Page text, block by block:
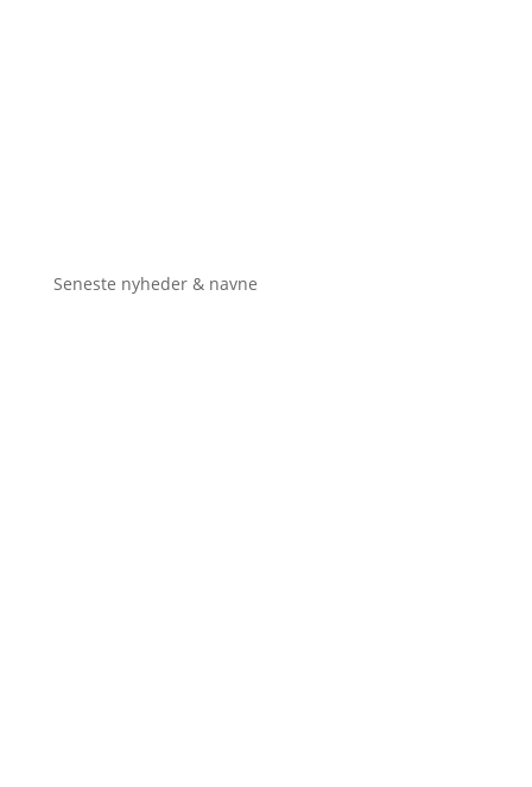
Seneste nyheder & navne